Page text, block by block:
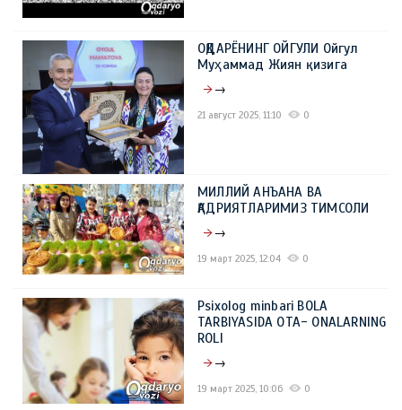
ОҚДАРЁНИНГ ОЙГУЛИ Ойгул
Муҳаммад Жиян қизига
→
21 август 2025, 11:10 0
МИЛЛИЙ АНЪАНА ВА
ҚАДРИЯТЛАРИМИЗ ТИМСОЛИ
→
19 март 2025, 12:04 0
Psixolog minbari BOLA
TARBIYASIDA OTA- ONALARNING
ROLI
→
19 март 2025, 10:06 0